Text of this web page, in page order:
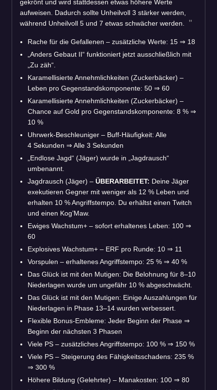
gekrönt und wird stattdessen etwas höhere Werte
aufweisen. Dadurch sollte Unheilvoll 3 stärker werden,
während Unheilvoll 5 und 7 etwas schwächer werden.
Rache für die Gefallenen – zusätzliche Werte: 15 ⇒ 18
„Anders Gebaut II“ funktioniert jetzt ausschließlich mit
„Zu zäh“.
Karamellisierte Annehmlichkeiten (Zuckerbäcker) –
Leben pro Gegenstandskomponente: 50 ⇒ 60
Karamellisierte Annehmlichkeiten (Zuckerbäcker) –
Chance auf Gold pro Gegenstandskomponente: 8 % ⇒
10 %
Uhrwerk-Beschleuniger – Buff-Häufigkeit: Alle
4 Sekunden ⇒ Alle 3 Sekunden
„Endlose Jagd“ (Jäger) wurde in „Jagdrausch“
umbenannt.
Jagdrausch (Jäger) – ÜBERARBEITET: Deine Jäger
exekutieren Gegner mit weniger als 12 % Leben und
erhalten 10 % Angriffstempo. Du erhältst einen Twitch
und einen Kog’Maw.
Ewiges Wachstum+ – sofort erhaltenes Leben: 100 ⇒
60
Explosives Wachstum+ – ERF pro Runde: 10 ⇒ 11
Vorspulen – erhaltenes Angriffstempo: 25 % ⇒ 40 %
Das Glück ist mit den Mutigen: Die Belohnung für 8–10
Niederlagen wurde um ungefähr 10 % abgeschwächt.
Das Glück ist mit den Mutigen: Einige Auszahlungen für
Niederlagen in Phase 13–14 wurden verbessert.
Flexible Bonus-Embleme: Jeder Beginn der Phase ⇒
Beginn der nächsten 3 Phasen
Viele PS – zusätzliches Angriffstempo: 100 % ⇒ 150 %
Viele PS – Steigerung des Fähigkeitsschadens: 235 %
⇒ 300 %
Höhere Bildung (Gelehrter) – Manakosten: 100 ⇒ 80